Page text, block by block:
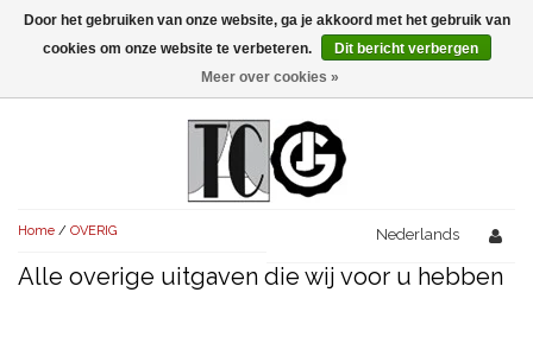
Menu
AVONDVULLEND (+75')
KORT (-30')
AVONDVULLEND (+75')
KORT (-30')
AVONDVULLEND (+75')
Home / OVERIG Nederlands
Alle overige uitgaven die wij voor u hebben
Door het gebruiken van onze website, ga je akkoord met het gebruik van
cookies om onze website te verbeteren.
Dit bericht verbergen
Meer over cookies »